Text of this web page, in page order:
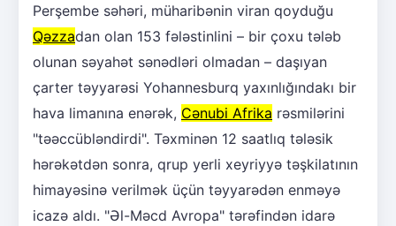
Perşembe səhəri, müharibənin viran qoyduğu
Qəzzadan olan 153 fələstinlini – bir çoxu tələb
olunan səyahət sənədləri olmadan – daşıyan
çarter təyyarəsi Yohannesburq yaxınlığındakı bir
hava limanına enərək, Cənubi Afrika rəsmilərini
"təəccübləndirdi". Təxminən 12 saatlıq tələsik
hərəkətdən sonra, qrup yerli xeyriyyə təşkilatının
himayəsinə verilmək üçün təyyarədən enməyə
icazə aldı. "Əl-Məcd Avropa" tərəfindən idarə